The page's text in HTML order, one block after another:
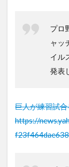
プロ
ャッ
イル
発表
巨人が練習試
https://